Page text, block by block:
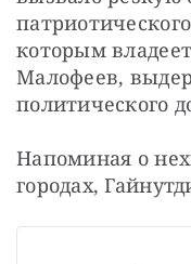
которым
Малофеев,
политического
Напоминая о
городах,